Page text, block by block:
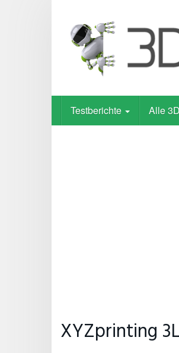
Testberichte Alle
XYZprinting